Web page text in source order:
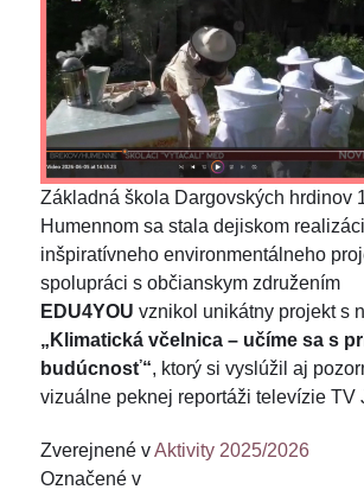
Základná škola Dargovských hrdinov
Humennom sa stala dejiskom
inšpiratívneho environmentálneho
spolupráci s občianskym združením
EDU4YOU vznikol unikátny projekt s
„Klimatická včelnica – učíme sa s
budúcnosť“, ktorý si vyslúžil aj
vizuálne peknej reportáži televízie TV
Zverejnené vAktivity 2025/2026
Označené v